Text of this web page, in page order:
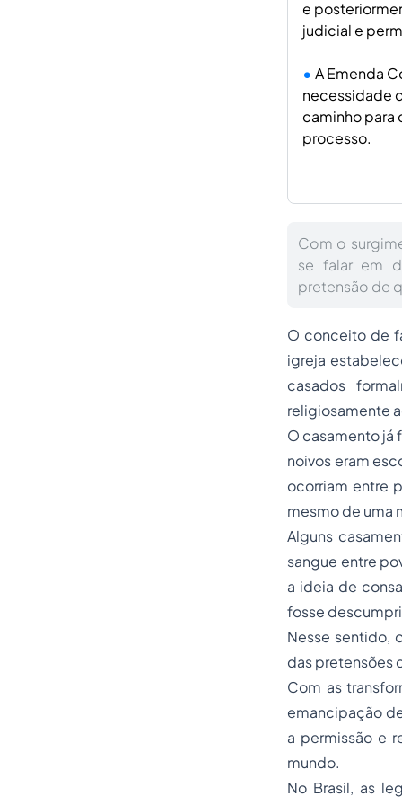
e
judicial e
A Emenda
necessidade
caminho para
processo.
Com o
se falar em
pretensão de
O conceito de
igreja
casados
religiosamente
O casamento já
noivos eram
ocorriam entre
mesmo de uma
Alguns
sangue entre
a ideia de
fosse
Nesse sentido,
das pretensões
Com as
emancipação
a permissão e
mundo.
No Brasil, as